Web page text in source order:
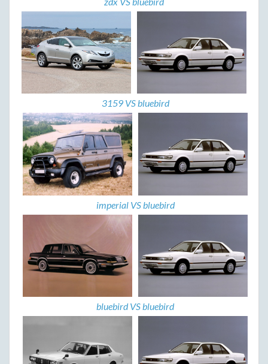
3159 VS bluebird
imperial VS bluebird
bluebird VS bluebird